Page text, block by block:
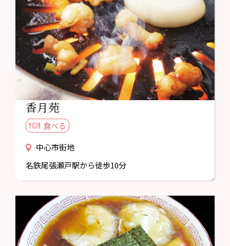
香月苑
食べる
中心市街地
名鉄尾張瀬戸駅から徒歩10分